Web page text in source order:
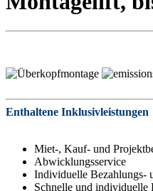
Enthaltene Inklusivleistungen
Miet-, Kauf- und
Abwicklungsservice
Individuelle Bezahlungs-
Schnelle und individuelle